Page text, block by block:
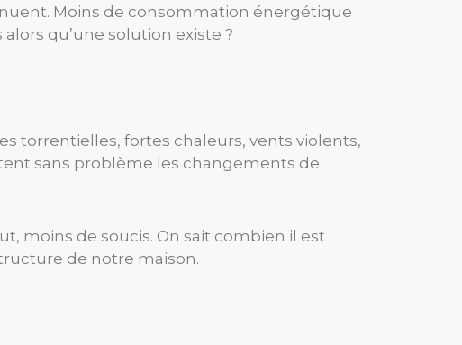
Moins de consommation énergétique
qu’une solution existe ?
torrentielles, fortes chaleurs, vents violents,
sans problème les changements de
moins de soucis. On sait combien il est
de notre maison.